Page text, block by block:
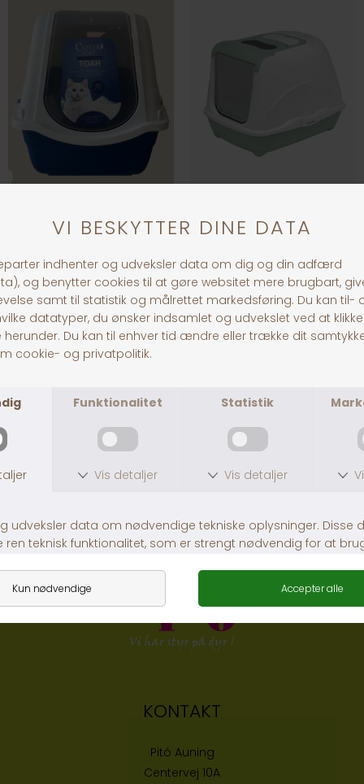
Clever Cat Toilette TOAH
DKK 179,00
Flip Cat Kattebakke
DKK 259,00
DKK 299,00
DKK 219,00
KONTAKT
Pitó Auning
Centervej 10A